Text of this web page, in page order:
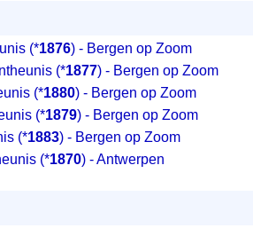
(*1876) - Bergen op Zoom
(*1877) - Bergen op Zoom
(*1880) - Bergen op Zoom
(*1879) - Bergen op Zoom
(*1883) - Bergen op Zoom
(*1870) - Antwerpen